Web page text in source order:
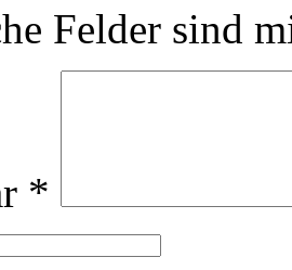
Felder sind
*